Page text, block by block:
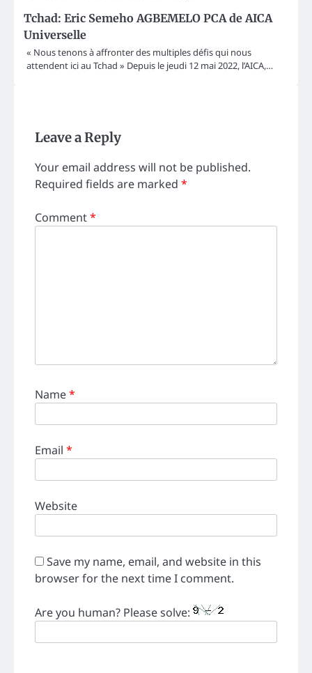
Tchad: Eric Semeho AGBEMELO PCA de AICA
Universelle
« Nous tenons à affronter des multiples défis qui nous
attendent ici au Tchad » Depuis le jeudi 12 mai 2022, l’AICA,…
Leave a Reply
Your email address will not be published.
Required fields are marked *
Comment*
Name*
Email *
Website
Save my name, email, and website in this
browser for the next time I comment.
Are you human? Please solve: